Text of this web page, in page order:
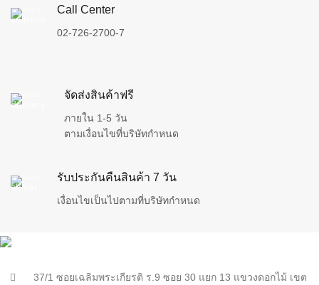
Call Center
02-726-2700-7
จัดส่งสินค้าฟรี
ภายใน 1-5 วัน
ตามเงื่อนไขที่บริษัทกำหนด
รับประกันคืนสินค้า 7 วัน
เงื่อนไขเป็นไปตามที่บริษัทกำหนด
37/1 ซอยเฉลิมพระเกียรติ ร.9 ซอย 30 แยก 13 แขวงดอกไม้ เขต